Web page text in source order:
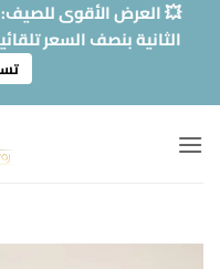
تخطي
للمحتوى
💥 العرض الأقوى
الثانية بنصف السعر